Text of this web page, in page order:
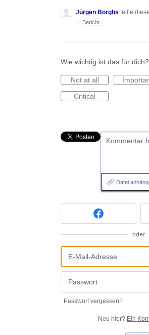
Jürgen Borghs teilte
·
Bericht…
Wie wichtig ist das für dich?
Not at all
Critical
Kommentar
Datei
oder
Passwort vergessen?
Neu hier? Ein